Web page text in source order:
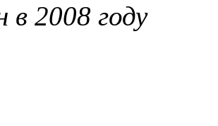
в 2008 году